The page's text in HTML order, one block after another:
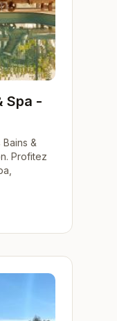
Spa -
&
Profitez